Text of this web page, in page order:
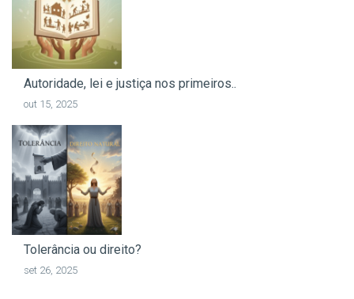
Autoridade, lei e justiça nos primeiros..
out 15, 2025
Tolerância ou direito?
set 26, 2025